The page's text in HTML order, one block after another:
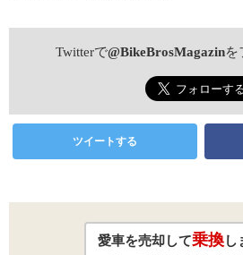
Twitterで@BikeBrosMagazinを
ツイートする
愛車を売却して乗換し